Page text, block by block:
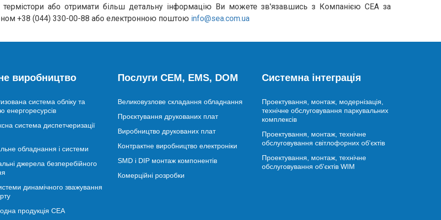
термістори або отримати більш детальну інформацію Ви можете зв'язавшись з Компанією СЕА за
+38 (044) 330-00-88 або електронною поштою info@sea.com.ua
виробництво
система обліку та
енергоресурсів
система диспетчеризації
обладнання і системи
джерела безперебійного
динамічного зважування
продукція СЕА
Послуги CEM, EMS, DOM
Великовузлове складання обладнання
Проєктування друкованих плат
Виробництво друкованих плат
Контрактне виробництво електроніки
SMD і DIP монтаж компонентів
Комерційні розробки
Системна інтеграція
Проектування, монтаж, модернізація,
технічне обслуговування паркувальних
комплексів
Проектування, монтаж, технічне
обслуговування світлофорних об'єктів
Проектування, монтаж, технічне
обслуговування об'єктів WIM